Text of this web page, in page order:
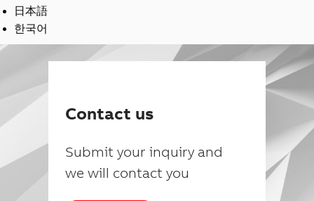
日本語
한국어
Contact us
Submit your inquiry and
we will contact you